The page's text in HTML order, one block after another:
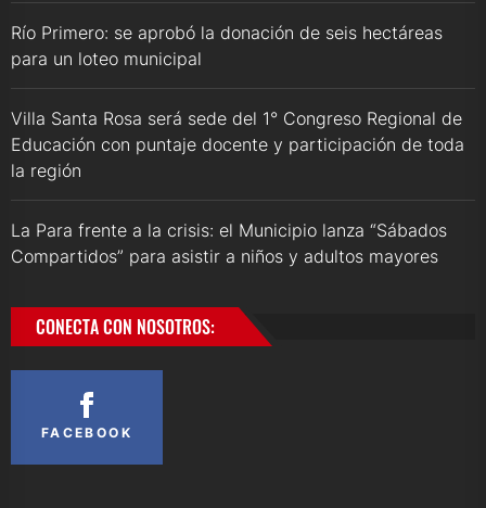
Río Primero: se aprobó la donación de seis hectáreas
para un loteo municipal
Villa Santa Rosa será sede del 1° Congreso Regional de
Educación con puntaje docente y participación de toda
la región
La Para frente a la crisis: el Municipio lanza “Sábados
Compartidos” para asistir a niños y adultos mayores
CONECTA CON NOSOTROS:
FACEBOOK